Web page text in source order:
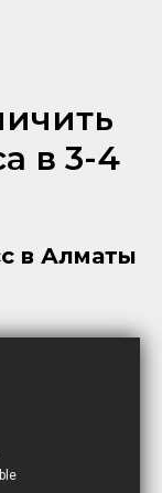
в 3-4
в Алматы